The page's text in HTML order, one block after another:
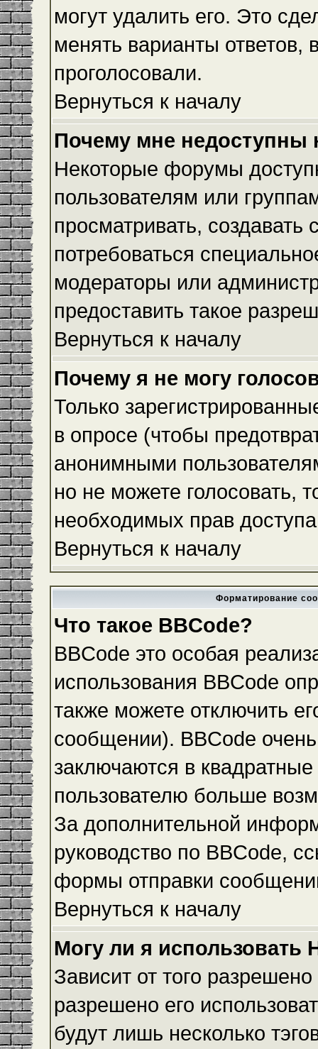
могут удалить его. Это
менять варианты ответов,
проголосовали.
Вернуться к началу
Почему мне
Некоторые форумы
пользователям или
просматривать,
потребоваться
модераторы или
предоставить такое
Вернуться к началу
Почему я не могу
Только
в опросе (чтобы
анонимными
но не можете голосовать,
необходимых прав
Вернуться к началу
Форматирование
Что такое BBCode?
BBCode это особая
использования BBCode
также можете отключить
сообщении). BBCode
заключаются в
пользователю больше
За дополнительной
руководство по BBCode,
формы отправки
Вернуться к началу
Могу ли я использовать
Зависит от того
разрешено его
будут лишь несколько